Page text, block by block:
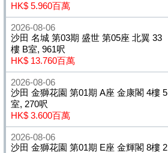
HK$ 5.960百萬
2026-08-06
沙田 名城 第03期 盛世 第05座 北翼 33
樓 B室, 961呎
HK$ 13.760百萬
2026-08-06
沙田 金獅花園 第01期 A座 金康閣 4樓 5
室, 270呎
HK$ 3.600百萬
2026-08-06
沙田 金獅花園 第01期 E座 金輝閣 8樓 2